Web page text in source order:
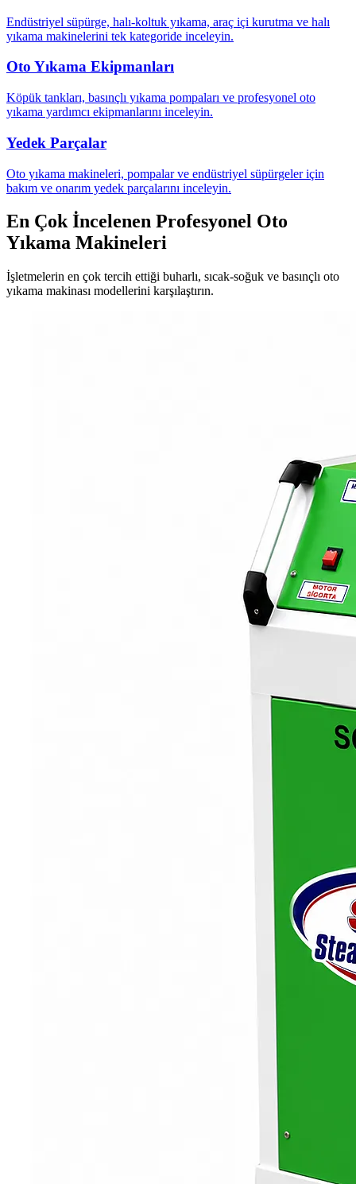
Endüstriyel süpürge, halı-koltuk yıkama, araç içi kurutma ve halı
yıkama makinelerini tek kategoride inceleyin.
Oto Yıkama Ekipmanları
Köpük tankları, basınçlı yıkama pompaları ve profesyonel oto
yıkama yardımcı ekipmanlarını inceleyin.
Yedek Parçalar
Oto yıkama makineleri, pompalar ve endüstriyel süpürgeler için
bakım ve onarım yedek parçalarını inceleyin.
En Çok İncelenen Profesyonel Oto
Yıkama Makineleri
İşletmelerin en çok tercih ettiği buharlı, sıcak-soğuk ve basınçlı oto
yıkama makinası modellerini karşılaştırın.